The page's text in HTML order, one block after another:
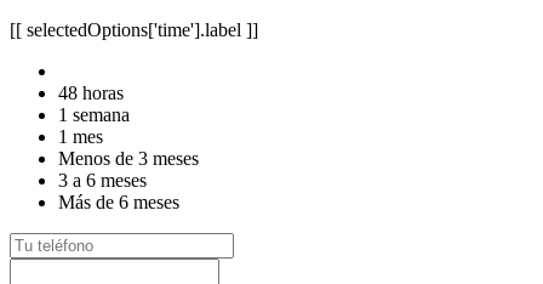
[[ selectedOptions['time'].label ]]
48 horas
1 semana
1 mes
Menos de 3 meses
3 a 6 meses
Más de 6 meses